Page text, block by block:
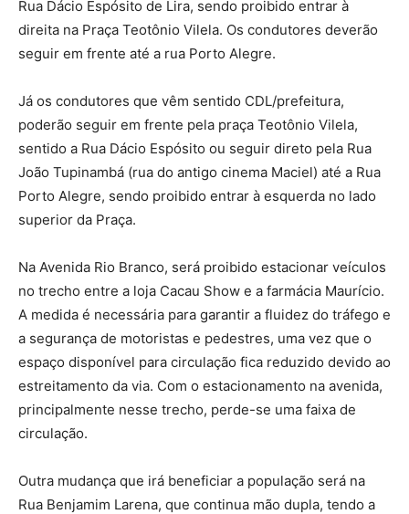
Rua Dácio Espósito de Lira, sendo proibido entrar à
direita na Praça Teotônio Vilela. Os condutores deverão
seguir em frente até a rua Porto Alegre.
Já os condutores que vêm sentido CDL/prefeitura,
poderão seguir em frente pela praça Teotônio Vilela,
sentido a Rua Dácio Espósito ou seguir direto pela Rua
João Tupinambá (rua do antigo cinema Maciel) até a Rua
Porto Alegre, sendo proibido entrar à esquerda no lado
superior da Praça.
Na Avenida Rio Branco, será proibido estacionar veículos
no trecho entre a loja Cacau Show e a farmácia Maurício.
A medida é necessária para garantir a fluidez do tráfego e
a segurança de motoristas e pedestres, uma vez que o
espaço disponível para circulação fica reduzido devido ao
estreitamento da via. Com o estacionamento na avenida,
principalmente nesse trecho, perde-se uma faixa de
circulação.
Outra mudança que irá beneficiar a população será na
Rua Benjamim Larena, que continua mão dupla, tendo a